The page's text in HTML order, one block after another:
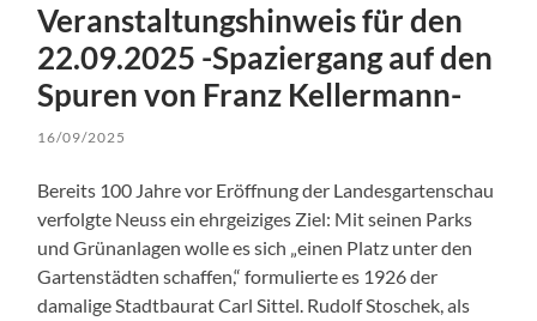
Veranstaltungshinweis für den
22.09.2025 -Spaziergang auf den
Spuren von Franz Kellermann-
16/09/2025
Bereits 100 Jahre vor Eröffnung der Landesgartenschau
verfolgte Neuss ein ehrgeiziges Ziel: Mit seinen Parks
und Grünanlagen wolle es sich „einen Platz unter den
Gartenstädten schaffen,“ formulierte es 1926 der
damalige Stadtbaurat Carl Sittel. Rudolf Stoschek, als